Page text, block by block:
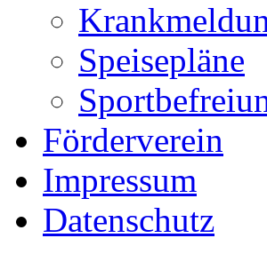
Speisepläne
Förderverein
Impressum
Datenschutz